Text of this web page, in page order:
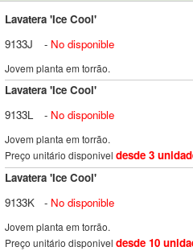
Lavatera 'Ice Cool'
9133J
- No disponible
Jovem planta em torrão.
Lavatera 'Ice Cool'
9133L
- No disponible
Jovem planta em torrão.
Preço unitário disponivel desde 3
Lavatera 'Ice Cool'
9133K
- No disponible
Jovem planta em torrão.
Preço unitário disponivel desde 10